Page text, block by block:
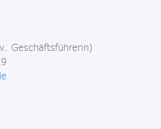
Geschäftsführerin)